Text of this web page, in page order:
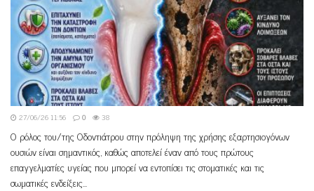
27/06/26 11:56 0 38
Ο ρόλος του/της Οδοντιάτρου στην πρόληψη της χρήσης εξαρτησιογόνων
ουσιών είναι σημαντικός, καθώς αποτελεί έναν από τους πρώτους
επαγγελματίες υγείας που μπορεί να εντοπίσει τις στοματικές και τις
σωματικές ενδείξεις...